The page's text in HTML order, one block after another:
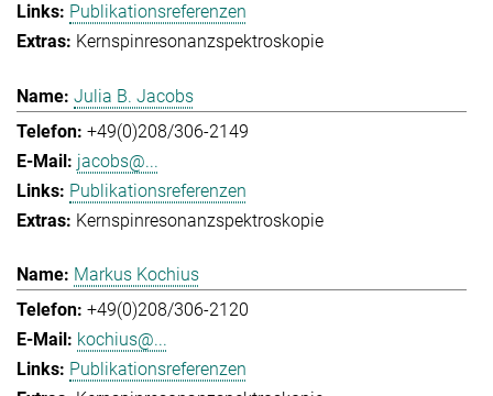
Publikationsreferenzen
Kernspinresonanzspektroskopie
Julia B. Jacobs
+49(0)208/306-2149
jacobs@...
Publikationsreferenzen
Kernspinresonanzspektroskopie
Markus Kochius
+49(0)208/306-2120
kochius@...
Publikationsreferenzen